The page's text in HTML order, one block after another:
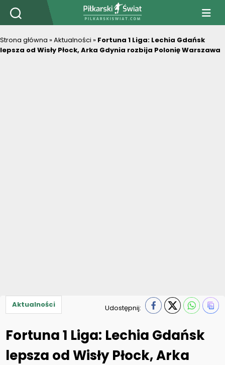
PiłkarskiSwiat.com
Strona główna »Aktualności » Fortuna 1 Liga: Lechia Gdańsk
lepsza od Wisły Płock, Arka Gdynia rozbija Polonię Warszawa
Aktualności Udostępnij:
Fortuna 1 Liga: Lechia Gdańsk
lepsza od Wisły Płock, Arka